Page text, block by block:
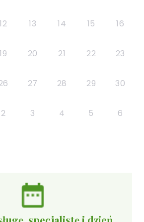
12 13 14 15 16
19 20 21 22 23
27 28 29 30
2 3 4 5 6